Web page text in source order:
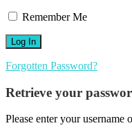
Remember Me
Forgotten Password?
Retrieve your
Please enter your username